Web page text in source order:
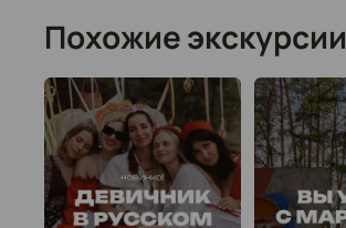
Похожие экскурсии